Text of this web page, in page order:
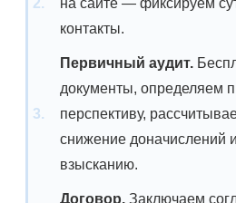
на сайте — фиксируем
контакты.
Первичный аудит.
документы, определяем
перспективу,
снижение доначислений
взысканию.
Договор. Заключаем